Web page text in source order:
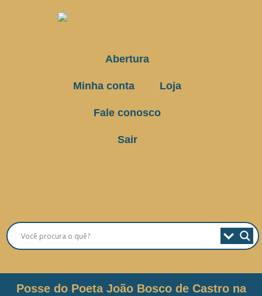
Abertura
Minha conta Loja
Fale conosco
Sair
Posse do Poeta João Bosco de Castro na